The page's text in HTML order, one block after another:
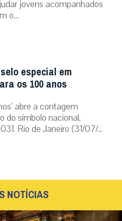
jovens acompanhados
o...
especial em
os 100 anos
abre a contagem
do símbolo nacional,
Rio de Janeiro (31/07/...
NOTÍCIAS